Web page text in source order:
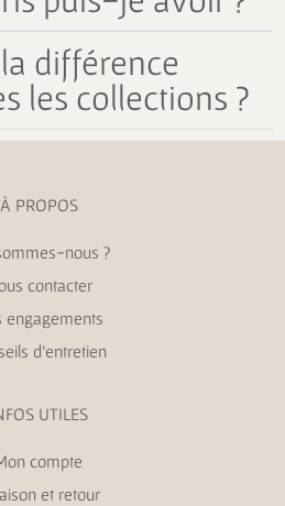
différence
les collections ?
À PROPOS
nous ?
contacter
engagements
d’entretien
UTILES
compte
et retour